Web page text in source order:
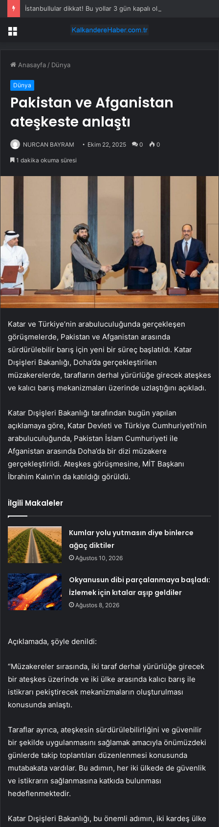
İstanbullular dikkat! Bu yollar 3 gün kapalı olacak
Menü
Anasayfa / Dünya
Dünya
Pakistan ve Afganistan
ateşkeste anlaştı
NURCAN BAYRAM Ekim 22, 2025 0 0
1 dakika okuma süresi
Katar ve Türkiye’nin arabuluculuğunda gerçekleşen
görüşmelerde, Pakistan ve Afganistan arasında
sürdürülebilir barış için yeni bir süreç başlatıldı. Katar
Dışişleri Bakanlığı, Doha’da gerçekleştirilen
müzakerelerde, tarafların derhal yürürlüğe girecek ateşkes
ve kalıcı barış mekanizmaları üzerinde uzlaştığını açıkladı.
Katar Dışişleri Bakanlığı tarafından bugün yapılan
açıklamaya göre, Katar Devleti ve Türkiye Cumhuriyeti’nin
arabuluculuğunda, Pakistan İslam Cumhuriyeti ile
Afganistan arasında Doha’da bir dizi müzakere
gerçekleştirildi. Ateşkes görüşmesine, MİT Başkanı
İbrahim Kalın’ın da katıldığı görüldü.
İlgili Makaleler
Kumlar yolu yutmasın diye binlerce
ağaç diktiler
Ağustos 10, 2026
Okyanusun dibi parçalanmaya başladı:
İzlemek için kıtalar aşıp geldiler
Ağustos 8, 2026
Açıklamada, şöyle denildi:
“Müzakereler sırasında, iki taraf derhal yürürlüğe girecek
bir ateşkes üzerinde ve iki ülke arasında kalıcı barış ile
istikrarı pekiştirecek mekanizmaların oluşturulması
konusunda anlaştı.
Taraflar ayrıca, ateşkesin sürdürülebilirliğini ve güvenilir
bir şekilde uygulanmasını sağlamak amacıyla önümüzdeki
günlerde takip toplantıları düzenlenmesi konusunda
mutabakata vardılar. Bu adımın, her iki ülkede de güvenlik
ve istikrarın sağlanmasına katkıda bulunması
hedeflenmektedir.
Katar Dışişleri Bakanlığı, bu önemli adımın, iki kardeş ülke